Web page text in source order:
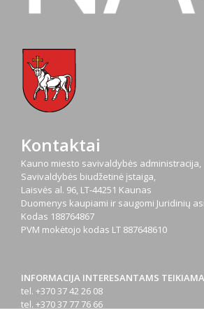
Kontaktai
Kauno miesto savivaldybės administracija,
Savivaldybės biudžetinė įstaiga,
Laisvės al. 96, LT-44251 Kaunas
Duomenys kaupiami ir saugomi Juridinių
Kodas 188764867
PVM mokėtojo kodas LT 887648610
INFORMACIJA INTERESANTAMS TEIKIAMA
tel. +370 37 42 26 08
tel. +370 37 77 76 66